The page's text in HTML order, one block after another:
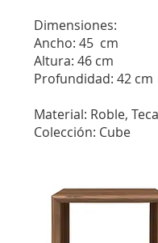
Dimensiones:
Ancho: 45 cm
Altura: 46 cm
Profundidad: 42 cm
Material: Roble,
Colección: Cube